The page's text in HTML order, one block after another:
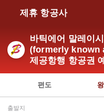
제휴 항공사
바틱에어 말레이
(formerly known
제공항행 항공권
편도
출발지